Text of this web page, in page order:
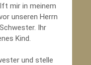
mir in meinem
unseren Herrn
Ihr
Kind.
und stelle